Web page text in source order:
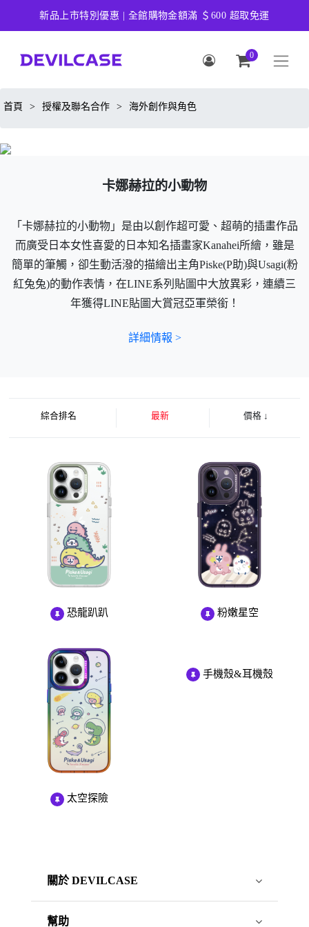
新品上市特別優惠 | 全館購物金額滿 ＄600 超取免運
0
首頁 > 授權及聯名合作 > 海外創作與角色
卡娜赫拉的小動物
「卡娜赫拉的小動物」是由以創作超可愛、超萌的插畫作品
而廣受日本女性喜愛的日本知名插畫家Kanahei所繪，雖是
簡單的筆觸，卻生動活潑的描繪出主角Piske(P助)與Usagi(粉
紅兔兔)的動作表情，在LINE系列貼圖中大放異彩，連續三
年獲得LINE貼圖大賞冠亞軍榮銜！
詳細情報 >
綜合排名 最新 價格 ↓
恐龍趴趴 粉嫩星空
太空探險
手機殼&耳機殼
關於 DEVILCASE
幫助